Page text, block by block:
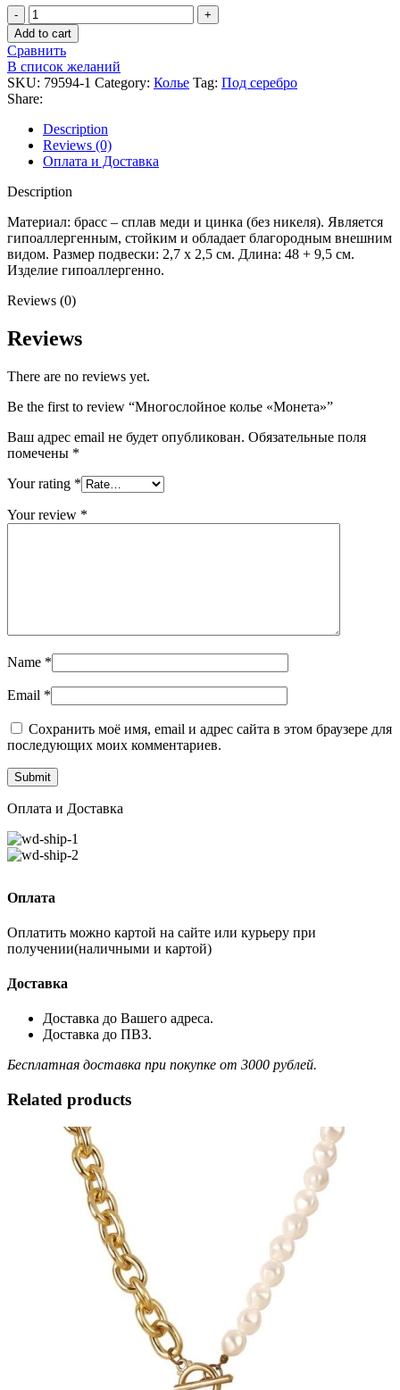
Многослойное
колье
«Монета»
quantity
Add to cart
Сравнить
В список желаний
SKU: 79594-1 Category: Колье Tag: Под серебро
Share:
Description
Reviews (0)
Оплата и Доставка
Description
Материал: брасс – сплав меди и цинка (без никеля). Является
гипоаллергенным, стойким и обладает благородным внешним
видом. Размер подвески: 2,7 x 2,5 см. Длина: 48 + 9,5 см.
Изделие гипоаллергенно.
Reviews (0)
Reviews
There are no reviews yet.
Be the first to review “Многослойное колье «Монета»”
Ваш адрес email не будет опубликован. Обязательные поля
помечены *
Your rating *
Your review *
Name *
Email *
Сохранить моё имя, email и адрес сайта в этом браузере для
последующих моих комментариев.
Оплата и Доставка
Оплата
Оплатить можно картой на сайте или курьеру при
получении(наличными и картой)
Доставка
Доставка до Вашего адреса.
Доставка до ПВЗ.
Бесплатная доставка при покупке от 3000 рублей.
Related products